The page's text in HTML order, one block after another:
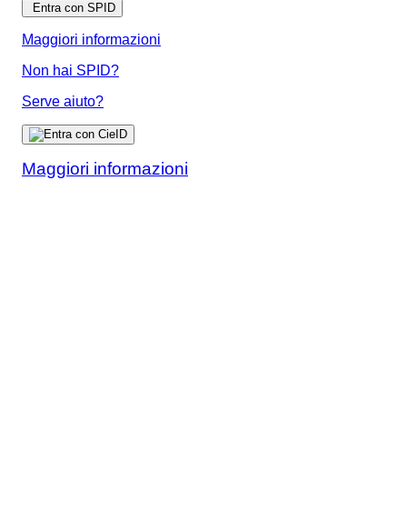
Entra con SPID
Maggiori informazioni
Non hai SPID?
Serve aiuto?
Maggiori informazioni